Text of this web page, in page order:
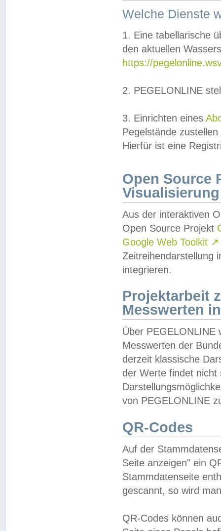
Welche Dienste
1. Eine tabellarische
den aktuellen
https://
2. PEGELONLINE
3. Einrichten eines
Pegelstände
Hierfür ist eine
Open Source
Visualisierung
Aus der interaktiven
Open Source Projekt
Google Web Toolkit ↗
Zeitreihendarstellung
integrieren.
Projektarbeit
Messwerten
Über PEGELONLINE
Messwerten der
derzeit klassische
der Werte findet
von PEGELONLINE
QR-Codes
Auf der
Seite anzeigen" ein
Stammdatenseite
gescannt, so wird
QR-Codes können